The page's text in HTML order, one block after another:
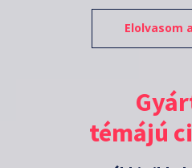
Elolvasom
témájú